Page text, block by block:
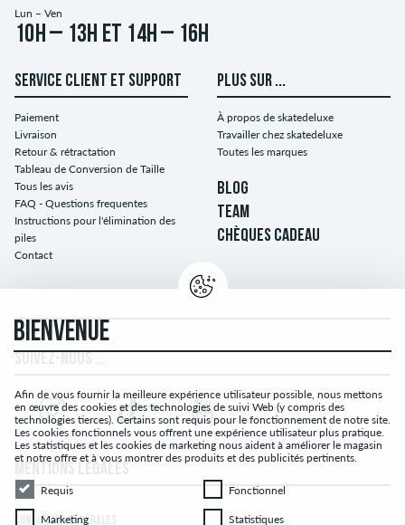
Lun – Ven
10h – 13h et 14h – 16h
SERVICE CLIENT ET SUPPORT
Paiement
Livraison
Retour & rétractation
Tableau de Conversion de Taille
Tous les avis
FAQ - Questions frequentes
Instructions pour l'élimination des
piles
Contact
PLUS SUR ...
À propos de skatedeluxe
Travailler chez skatedeluxe
Toutes les marques
BLOG
TEAM
CHÈQUES CADEAU
CONDITIONS GÉNÉRALES
BIENVENUE
Afin de vous fournir la meilleure expérience utilisateur possible, nous mettons
en œuvre des cookies et des technologies de suivi Web (y compris des
technologies tierces). Certains sont requis pour le fonctionnement de notre site.
Les cookies fonctionnels vous offrent une expérience utilisateur plus pratique.
Les statistiques et les cookies de marketing nous aident à améliorer le magasin
et notre offre et à vous montrer des produits et des publicités pertinents.
RequisRequis Fonctionnel
Fonctionnel
MarketingMarketing Statistiques
Statistiques